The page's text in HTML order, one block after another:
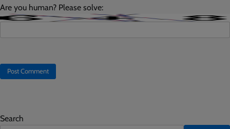
Are you human? Please solve:
Search